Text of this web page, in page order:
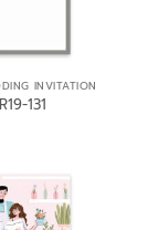
INVITATION
131